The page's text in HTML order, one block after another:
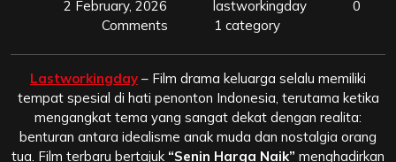
2 February, 2026 lastworkingday
0
Comments
1 category
Lastworkingday – Film drama keluarga selalu memiliki
tempat spesial di hati penonton Indonesia, terutama ketika
mengangkat tema yang sangat dekat dengan realita:
benturan antara idealisme anak muda dan nostalgia orang
tua. Film terbaru bertajuk “Senin Harga Naik” menghadirkan